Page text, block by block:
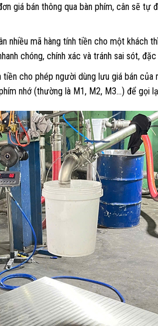
giá bán thông qua bàn phím, cân sẽ
mã hàng tính tiền cho một khách
chóng, chính xác và tránh sai sót,
cho phép người dùng lưu giá bán
nhớ (thường là M1, M2, M3…) để gọi